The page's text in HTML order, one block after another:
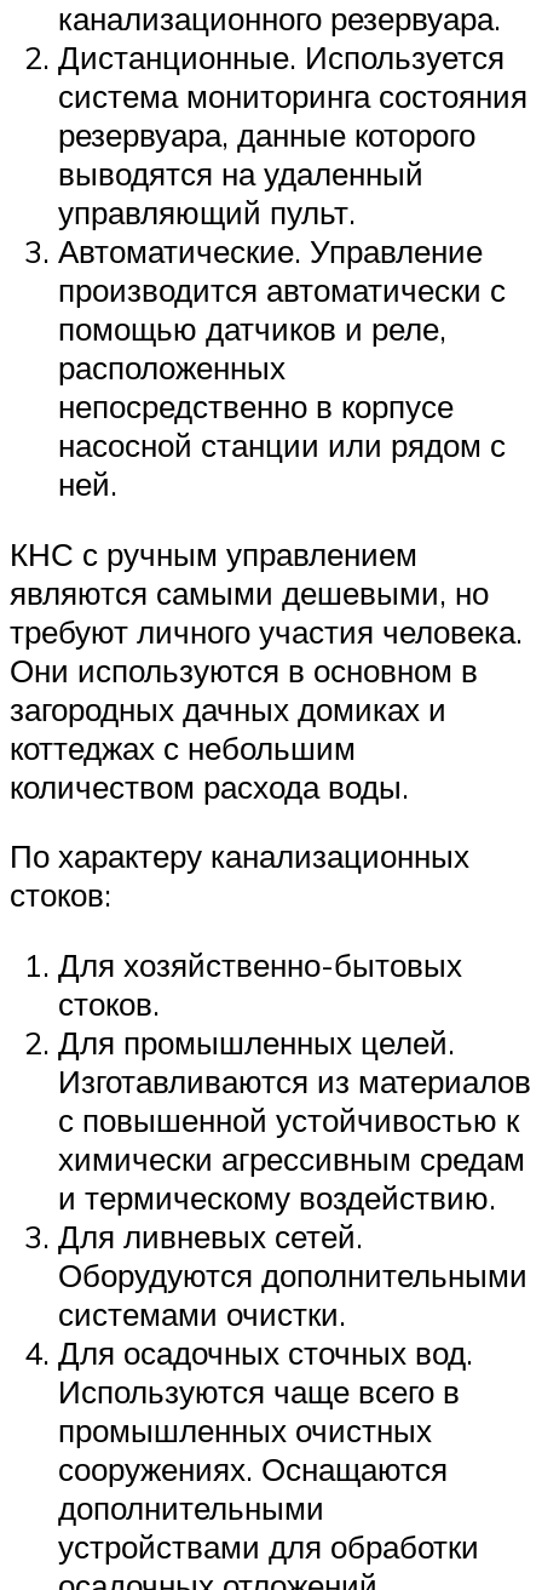
канализационного резервуара.
Дистанционные. Используется
система мониторинга состояния
резервуара, данные которого
выводятся на удаленный
управляющий пульт.
Автоматические. Управление
производится автоматически с
помощью датчиков и реле,
расположенных
непосредственно в корпусе
насосной станции или рядом с
ней.
КНС с ручным управлением
являются самыми дешевыми, но
требуют личного участия человека.
Они используются в основном в
загородных дачных домиках и
коттеджах с небольшим
количеством расхода воды.
По характеру канализационных
стоков:
Для хозяйственно-бытовых
стоков.
Для промышленных целей.
Изготавливаются из материалов
с повышенной устойчивостью к
химически агрессивным средам
и термическому воздействию.
Для ливневых сетей.
Оборудуются дополнительными
системами очистки.
Для осадочных сточных вод.
Используются чаще всего в
промышленных очистных
сооружениях. Оснащаются
дополнительными
устройствами для обработки